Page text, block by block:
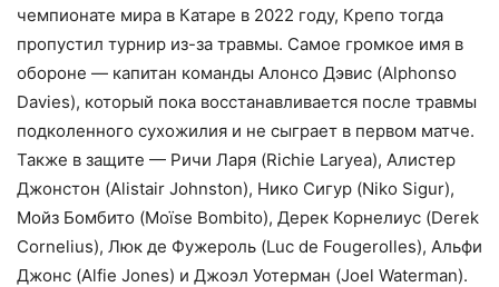
чемпионате мира в Катаре в 2022 году, Крепо тогда
пропустил турнир из-за травмы. Самое громкое имя в
обороне — капитан команды Алонсо Дэвис (Alphonso
Davies), который пока восстанавливается после травмы
подколенного сухожилия и не сыграет в первом матче.
Также в защите — Ричи Ларя (Richie Laryea), Алистер
Джонстон (Alistair Johnston), Нико Сигур (Niko Sigur),
Мойз Бомбито (Moïse Bombito), Дерек Корнелиус (Derek
Cornelius), Люк де Фужероль (Luc de Fougerolles), Альфи
Джонс (Alfie Jones) и Джоэл Уотерман (Joel Waterman).